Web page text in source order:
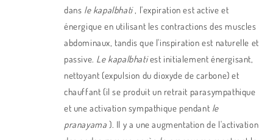
dans le kapalbhati, l'expiration est active et
énergique en utilisant les contractions des muscles
abdominaux, tandis que l'inspiration est naturelle et
passive. Le kapalbhatiest initialement énergisant,
nettoyant (expulsion du dioxyde de carbone) et
chauffant (il se produit un retrait parasympathique
et une activation sympathique pendant le
pranayama ). Il y a une augmentation de l'activation